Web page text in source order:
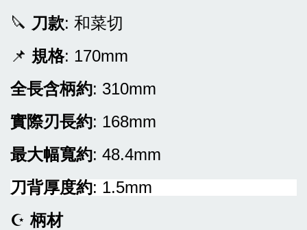
🔪 刀款: 和菜切
📌 規格: 170mm
全長含柄約: 310mm
實際刃長約: 168mm
最大幅寬約: 48.4mm
刀背厚度約: 1.5mm
☪柄材